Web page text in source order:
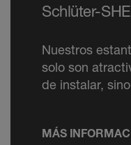
Schlüter-
Nuestros
solo son
de instalar,
MÁS